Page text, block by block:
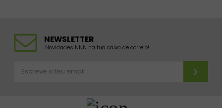
NEWSLETTER
Novidades NNN na tua caixa de correio!